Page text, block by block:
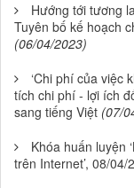
Hướng tới tương
Tuyên bố kế hoạch
(06/04/2023)
‘Chi phí của việc
tích chi phí - lợi ích
sang tiếng Việt (07/
Khóa huấn luyện
trên Internet’, 08/04/